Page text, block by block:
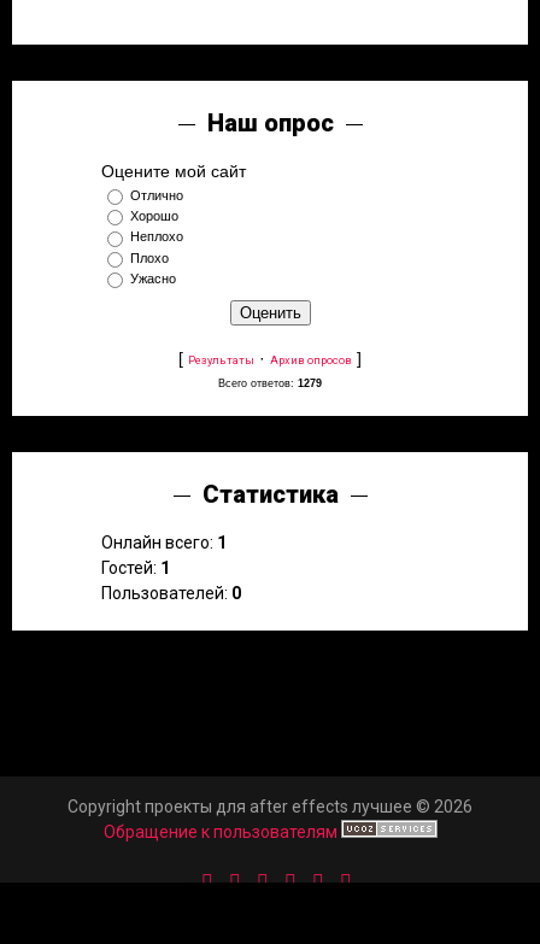
Наш опрос
Оцените мой сайт
Отлично
Хорошо
Неплохо
Плохо
Ужасно
[ Результаты · Архив опросов ]
Всего ответов: 1279
Статистика
Онлайн всего: 1
Гостей: 1
Пользователей: 0
Copyright проекты для after effects лучшее © 2026
Обращение к пользователям